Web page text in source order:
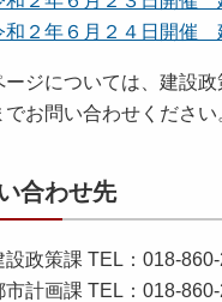
和２年６月２４日開催
ージについては、建設
でお問い合わせください
合わせ先
設政策課 TEL：018-
市計画課 TEL：018-